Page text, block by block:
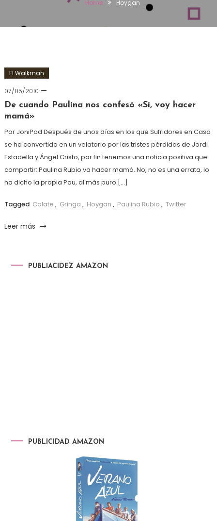
Home Hoygan
El Walkman
07/05/2010
De cuando Paulina nos confesó «Sí, voy hacer
mamá»
Por JoniPod Después de unos días en los que Sufridores en Casa
se ha convertido en un velatorio por las tristes pérdidas de Jordi
Estadella y Ángel Cristo, por fin tenemos una noticia positiva que
compartir: Paulina Rubio va hacer mamá. No, no es una errata, lo
ha dicho la propia Pau, al más puro […]
Tagged Colate , Gringa , Hoygan , Paulina Rubio , Twitter
Leer más
PUBLIACIDEZ AMAZON
PUBLICIDAD AMAZON